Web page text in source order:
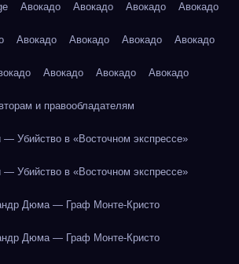
Авокадо Авокадо Авокадо Авокадо
Авокадо Авокадо Авокадо Авокадо
Авокадо Авокадо Авокадо
и правообладателям
— Убийство в «Восточном экспрессе»
— Убийство в «Восточном экспрессе»
Дюма — Граф Монте-Кристо
Дюма — Граф Монте-Кристо